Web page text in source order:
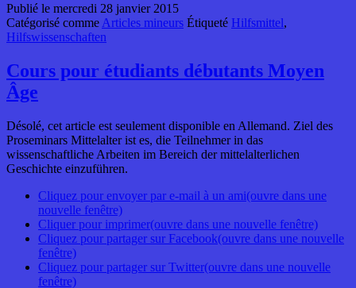
Publié le mercredi 28 janvier 2015
Catégorisé comme Articles mineurs Étiqueté Hilfsmittel,
Hilfswissenschaften
Cours pour étudiants débutants Moyen
Âge
Désolé, cet article est seulement disponible en Allemand. Ziel des
Proseminars Mittelalter ist es, die Teilnehmer in das
wissenschaftliche Arbeiten im Bereich der mittelalterlichen
Geschichte einzuführen.
Cliquez pour envoyer par e-mail à un ami(ouvre dans une
nouvelle fenêtre)
Cliquer pour imprimer(ouvre dans une nouvelle fenêtre)
Cliquez pour partager sur Facebook(ouvre dans une nouvelle
fenêtre)
Cliquez pour partager sur Twitter(ouvre dans une nouvelle
fenêtre)